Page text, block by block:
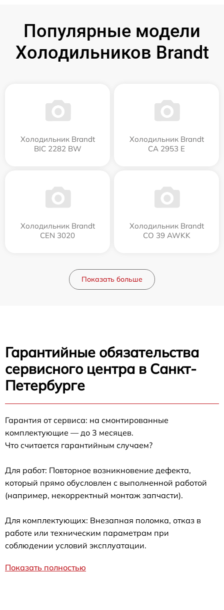
Популярные модели
Холодильников Brandt
Холодильник Brandt
BIC 2282 BW
Холодильник Brandt
CA 2953 E
Холодильник Brandt
CEN 3020
Холодильник Brandt
CO 39 AWKK
Показать больше
Гарантийные обязательства
сервисного центра в Санкт-
Петербурге
Гарантия от сервиса: на смонтированные
комплектующие — до 3 месяцев.
Что считается гарантийным случаем?
Для работ: Повторное возникновение дефекта,
который прямо обусловлен с выполненной работой
(например, некорректный монтаж запчасти).
Для комплектующих: Внезапная поломка, отказ в
работе или техническим параметрам при
соблюдении условий эксплуатации.
Показать полностью